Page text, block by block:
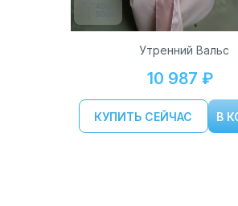
Утренний Вальс
10 987 ₽
КУПИТЬ СЕЙЧАС В